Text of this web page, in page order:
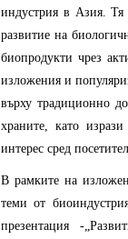
индустрия в Азия. Тя
развитие на
биопродукти чрез
изложения и
върху традиционно
храните, като
интерес сред
В рамките на
теми от
презентация -